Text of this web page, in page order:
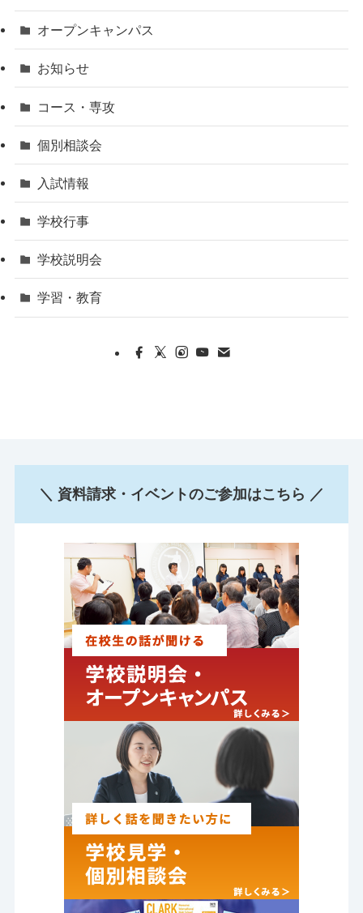
オープンキャンパス
お知らせ
コース・専攻
個別相談会
入試情報
学校行事
学校説明会
学習・教育
＼ 資料請求・イベントのご参加はこちら ／